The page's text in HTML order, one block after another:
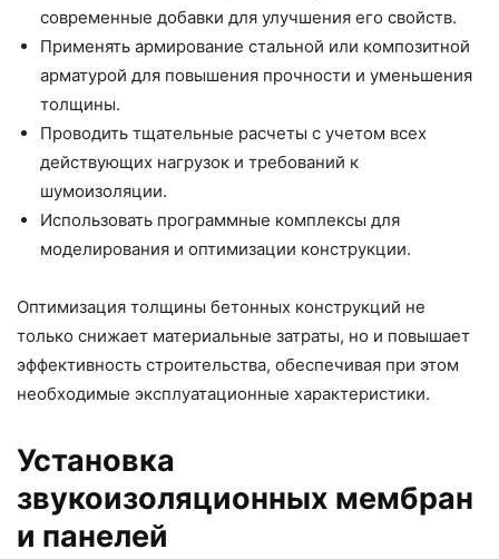
современные добавки для улучшения его свойств.
Применять армирование стальной или композитной
арматурой для повышения прочности и уменьшения
толщины.
Проводить тщательные расчеты с учетом всех
действующих нагрузок и требований к
шумоизоляции.
Использовать программные комплексы для
моделирования и оптимизации конструкции.
Оптимизация толщины бетонных конструкций не
только снижает материальные затраты, но и повышает
эффективность строительства, обеспечивая при этом
необходимые эксплуатационные характеристики.
Установка
звукоизоляционных мембран
и панелей